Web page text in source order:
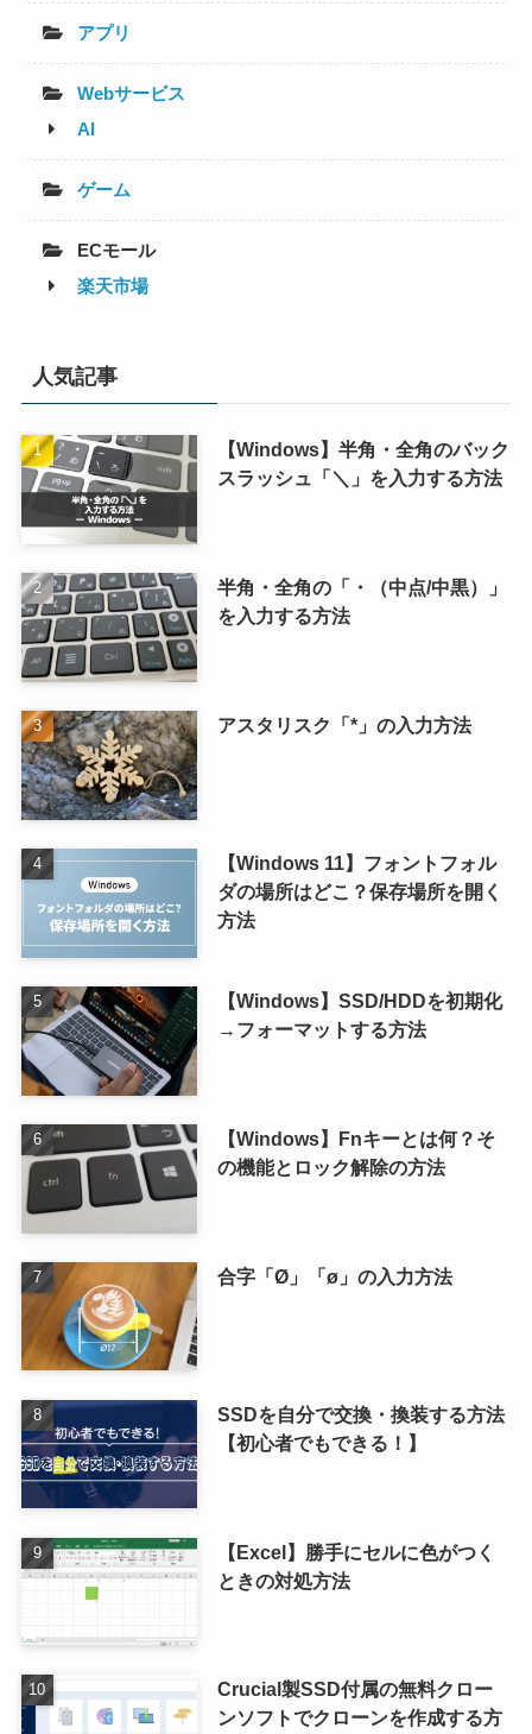
アプリ
Webサービス
AI
ゲーム
ECモール
楽天市場
人気記事
【Windows】半角・全角のバック
スラッシュ「＼」を入力する方法
半角・全角の「・（中点/中黒）」
を入力する方法
アスタリスク「*」の入力方法
【Windows 11】フォントフォル
ダの場所はどこ？保存場所を開く
方法
【Windows】SSD/HDDを初期化
→フォーマットする方法
【Windows】Fnキーとは何？そ
の機能とロック解除の方法
合字「Ø」「ø」の入力方法
SSDを自分で交換・換装する方法
【初心者でもできる！】
【Excel】勝手にセルに色がつく
ときの対処方法
Crucial製SSD付属の無料クロー
ンソフトでクローンを作成する方